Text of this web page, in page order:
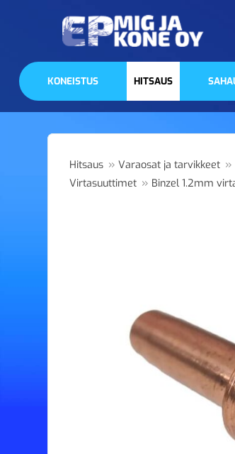
KONEISTUS HITSAUS
Hitsaus »Varaosat ja tarvikkeet »
Virtasuuttimet » Binzel 1.2mm